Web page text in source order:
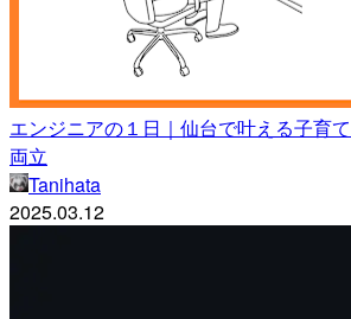
エンジニアの１日｜仙台で叶える子育
両立
Tanihata
2025.03.12